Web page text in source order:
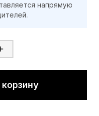
напрямую